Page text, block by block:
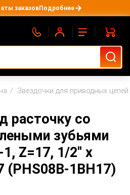
заказовПодробнее
Звездочки для приводных цепей
расточку со
зубьями
Z=17, 1/2" x
(PHS08B-1BH17)